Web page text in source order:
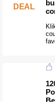
DEAL